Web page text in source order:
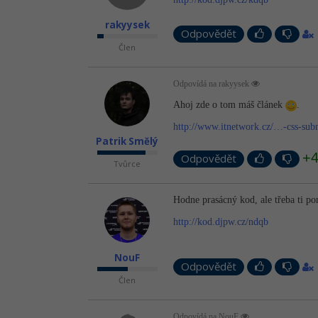
rakyysek
Člen
Odpovědět
Patrik Smělý
Tvůrce
Odpovídá na rakyysek
Ahoj zde o tom máš článek .
http://www.itnetwork.cz/…-css-
Odpovědět +4
NouF
Člen
Hodne prasácný kod, ale třeba ti
http://kod.djpw.cz/ndqb
Odpovědět